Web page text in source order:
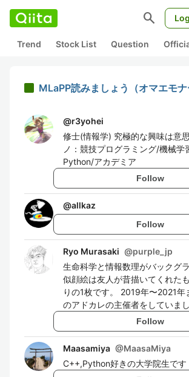
search
Trend Stock List Question
MLaPP読みましょう（オマエモナ
@r3yohei
修士(情報学) 究極的な興味は意
ノ：競技プログラミング/機械
Python/アカデミア
Follow
@allkaz
Follow
Ryo Murasaki @purple_jp
生命科学と情報数理がバックグ
似顔絵は友人が昔描いてくれた
りの1枚です。 2019年〜2021年
のアドカレの主催者をしていまし
Follow
Maasamiya @MaasaMiya
C++,Python好きの大学院生です